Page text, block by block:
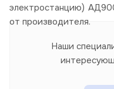
электростанцию)
от производителя.
Наши